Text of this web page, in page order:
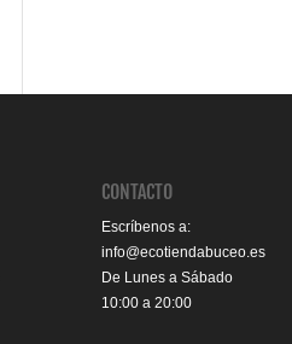
CONTACTO
Escríbenos a:
info@ecotiendabuceo.es
De Lunes a Sábado
10:00 a 20:00